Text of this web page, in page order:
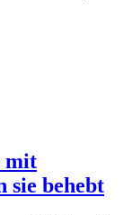
mit
sie behebt